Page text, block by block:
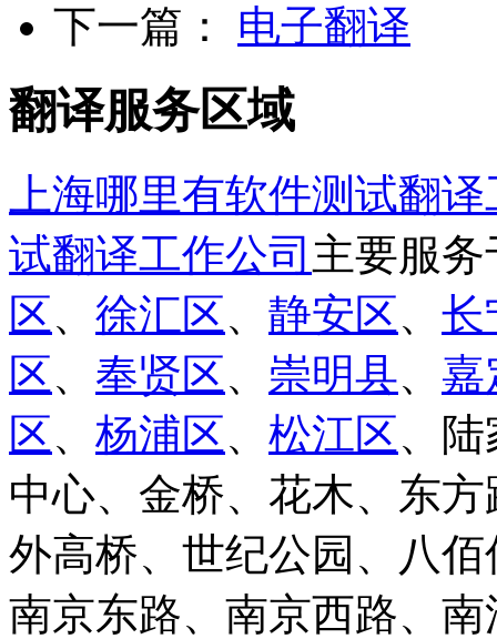
下一篇： 电子翻译
翻译服务区域
上海哪里有软件测试翻
试翻译工作公司 主要服务
区、 徐汇区、 静安区、 长
区、 奉贤区、 崇明县、 嘉
区、 杨浦区、 松江区、
中心、金桥、花木、东
外高桥、世纪公园、八
南京东路、南京西路、